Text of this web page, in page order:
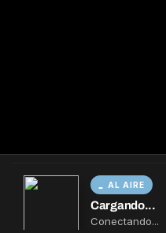
AL AIRE
Cargando...
Conectando...